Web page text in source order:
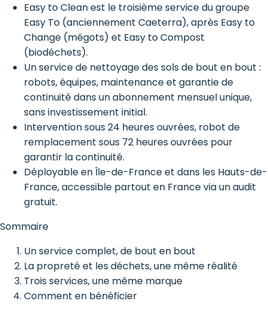
Easy to Clean est le troisième service du groupe
Easy To (anciennement Caeterra), après Easy to
Change (mégots) et Easy to Compost
(biodéchets).
Un service de nettoyage des sols de bout en bout :
robots, équipes, maintenance et garantie de
continuité dans un abonnement mensuel unique,
sans investissement initial.
Intervention sous 24 heures ouvrées, robot de
remplacement sous 72 heures ouvrées pour
garantir la continuité.
Déployable en Île-de-France et dans les Hauts-de-
France, accessible partout en France via un audit
gratuit.
Sommaire
Un service complet, de bout en bout
La propreté et les déchets, une même réalité
Trois services, une même marque
Comment en bénéficier